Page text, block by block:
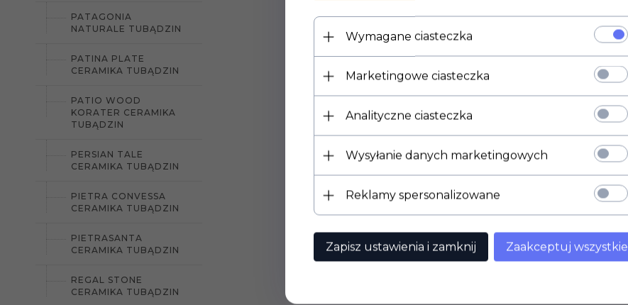
PATAGONIA
NATURALE TUBĄDZIN
PATINA PLATE
CERAMIKA TUBĄDZIN
PATIO WOOD
KORATER CERAMIKA
TUBĄDZIN
PERSIAN TALE
CERAMIKA TUBĄDZIN
PIETRA CONVESSA
CERAMIKA TUBĄDZIN
PIETRASANTA
CERAMIKA TUBĄDZIN
REGAL STONE
CERAMIKA TUBĄDZIN
Wymagane ciasteczka
Marketingowe ciasteczka
Analityczne ciasteczka
Wysyłanie danych marketingowych
Reklamy spersonalizowane
Zapisz ustawienia i zamknij Zaakceptuj wszystkie